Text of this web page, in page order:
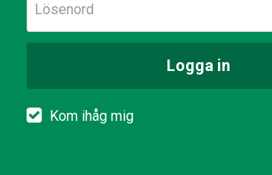
Lösenord
Logga in
Kom ihåg mig